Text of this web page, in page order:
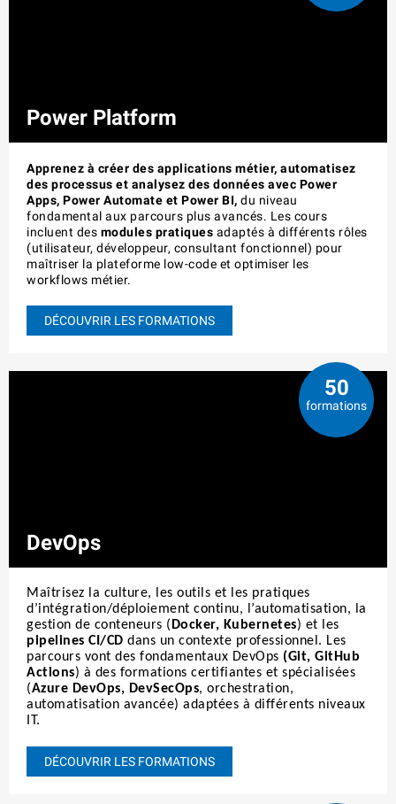
Power Platform
Apprenez à créer des applications métier, automatisez
des processus et analysez des données avec Power
Apps, Power Automate et Power BI, du niveau
fondamental aux parcours plus avancés. Les cours
incluent des modules pratiques adaptés à différents rôles
(utilisateur, développeur, consultant fonctionnel) pour
maîtriser la plateforme low-code et optimiser les
workflows métier.
DÉCOUVRIR LES FORMATIONS
50
formations
DevOps
Maîtrisez la culture, les outils et les pratiques
d’intégration/déploiement continu, l’automatisation, la
gestion de conteneurs ( Docker, Kubernetes) et les
pipelines CI/CD dans un contexte professionnel. Les
parcours vont des fondamentaux DevOps (Git, GitHub
Actions) à des formations certifiantes et spécialisées
(Azure DevOps, DevSecOps, orchestration,
automatisation avancée) adaptées à différents niveaux
IT.
DÉCOUVRIR LES FORMATIONS